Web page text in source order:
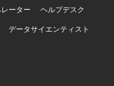
ーター
ヘルプデスク
データサイエンティスト